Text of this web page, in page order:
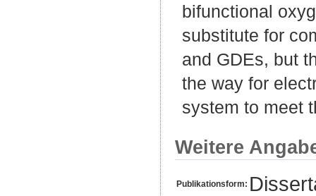
bifunctional
substitute for
and GDEs, but
the way for
system to meet
Weitere
Publikationsform: